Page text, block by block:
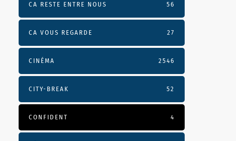
CA RESTE ENTRE NOUS 56
CA VOUS REGARDE 27
CINÉMA 2546
CITY-BREAK 52
CONFIDENT 4